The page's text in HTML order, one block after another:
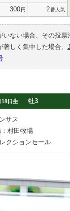
300円 2番人気
いない場合、その投
しく集中した場合、
18日生 牡3
サス
村田牧場
クションセール